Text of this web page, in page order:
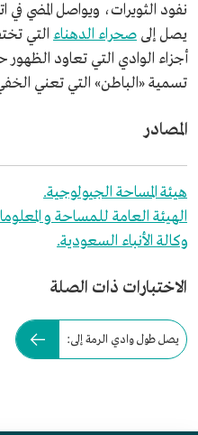
نفود الثويرات، ويواصل المضي
يصل إلى صحراء الدهناء التي
أجزاء الوادي التي تعاود الظهور
تسمية «الباطن» التي تعني
المصادر
هيئة المساحة الجيولوجية.
الهيئة العامة للمساحة و
وكالة الأنباء السعودية.
الاختبارات ذات الصلة
يصل طول وادي الرمة إلى: